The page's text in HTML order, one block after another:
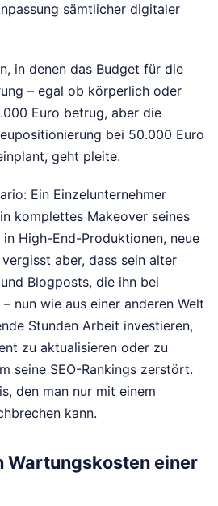
sämtlicher digitaler
in denen das Budget für die
– egal ob körperlich oder
Euro betrug, aber die
bei 50.000 Euro
geht pleite.
Ein Einzelunternehmer
komplettes Makeover seines
High-End-Produktionen, neue
aber, dass sein alter
Blogposts, die ihn bei
nun wie aus einer anderen Welt
Stunden Arbeit investieren,
zu aktualisieren oder zu
seine SEO-Rankings zerstört.
den man nur mit einem
kann.
Wartungskosten einer